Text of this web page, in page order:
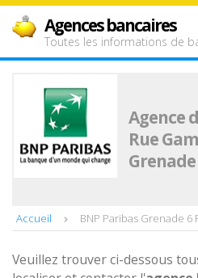
Agences bancaires
Toutes les informations de
Agence
Rue
Grenade
Accueil BNP Paribas Grenade 6
Veuillez trouver ci-dessous